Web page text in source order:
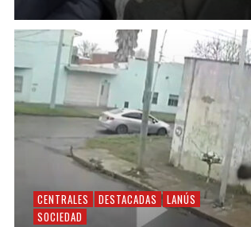
CENTRALES DESTACADAS
LANÚS
SOCIEDAD